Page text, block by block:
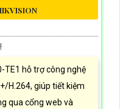
TE1 hỗ trợ công nghệ
H.264, giúp tiết kiệm
qua cổng web và